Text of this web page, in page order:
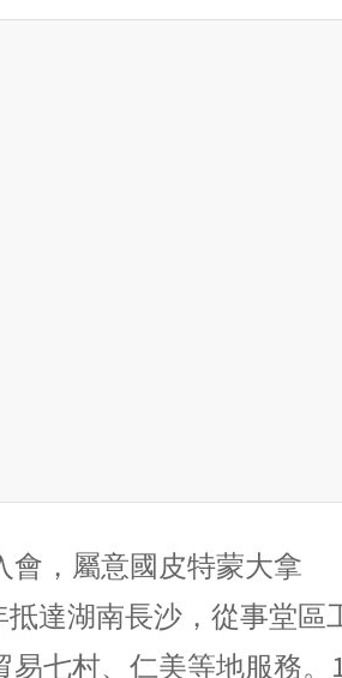
會，屬意國皮特蒙大拿
抵達湖南長沙，從事堂區
七村、仁美等地服務。